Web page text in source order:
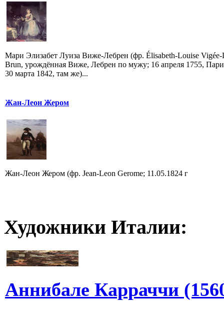
Мари Элизабет Луиза Виже-Лебрен (фр. Élisabeth-Louise Vigée-
Brun, урождённая Виже, Лебрен по мужу; 16 апреля 1755,
30 марта 1842, там же)...
Жан-Леон Жером
Жан-Леон Жером (фр. Jean-Leon Gerome; 11.05.1824 г
Художники Италии:
Аннибале Карраччи